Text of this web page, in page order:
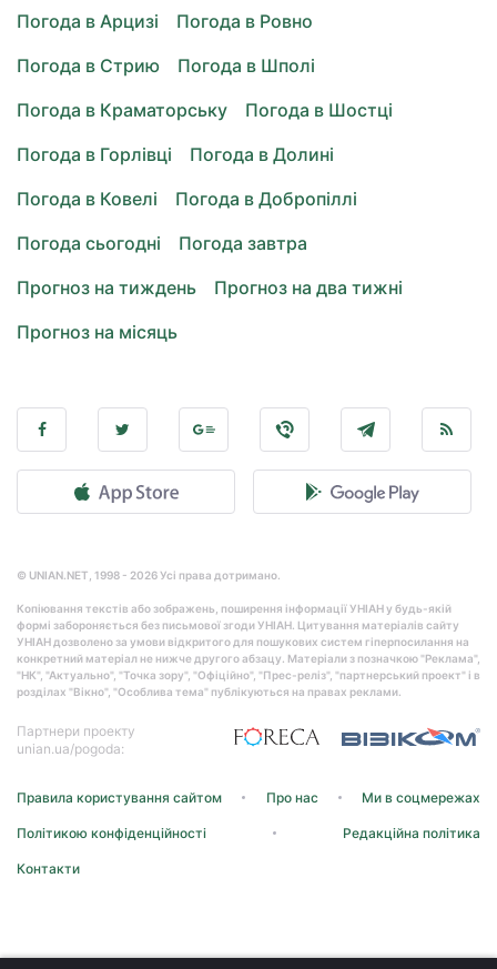
Погода в Арцизі
Погода в Ровно
Погода в Стрию
Погода в Шполі
Погода в Краматорську
Погода в Шостці
Погода в Горлівці
Погода в Долині
Погода в Ковелі
Погода в Добропіллі
Погода сьогодні
Погода завтра
Прогноз на тиждень
Прогноз на два тижні
Прогноз на місяць
© UNIAN.NET, 1998 - 2026 Усі права дотримано.
Копіювання текстів або зображень, поширення інформації УНІАН у будь-якій
формі забороняється без письмової згоди УНІАН. Цитування матеріалів сайту
УНІАН дозволено за умови відкритого для пошукових систем гіперпосилання на
конкретний матеріал не нижче другого абзацу. Матеріали з позначкою "Реклама",
"НК", "Актуально", "Точка зору", "Офіційно", "Прес-реліз", "партнерський проект" і в
розділах "Вікно", "Особлива тема" публікуються на правах реклами.
Партнери проекту
unian.ua/pogoda:
Правила користування сайтом Про нас Ми в соцмережах
Політикою конфіденційності Редакційна політика
Контакти